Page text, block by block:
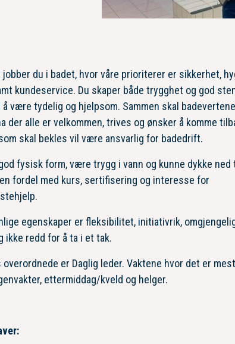
jobber du i badet, hvor våre prioriterer er sikkerhet,
kundeservice. Du skaper både trygghet og god
være tydelig og hjelpsom. Sammen skal
der alle er velkommen, trives og ønsker å komme
skal bekles vil være ansvarlig for badedrift.
fysisk form, være trygg i vann og kunne dykke ned
fordel med kurs, sertifisering og interesse for
egenskaper er fleksibilitet, initiativrik,
ikke redd for å ta i et tak.
overordnede er Daglig leder. Vaktene hvor det er mest
ettermiddag/kveld og helger.